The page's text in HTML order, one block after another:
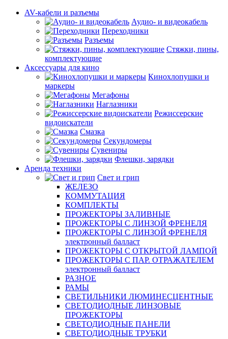
AV-кабели и разъемы
Аудио- и видеокабель
Переходники
Разъемы
Стяжки, пины,
комплектующие
Аксессуары для кино
Кинохлопушки и
маркеры
Мегафоны
Наглазники
Режиссерские
видоискатели
Смазка
Секундомеры
Сувениры
Флешки, зарядки
Аренда техники
Свет и грип
ЖЕЛЕЗО
КОММУТАЦИЯ
КОМПЛЕКТЫ
ПРОЖЕКТОРЫ ЗАЛИВНЫЕ
ПРОЖЕКТОРЫ С ЛИНЗОЙ ФРЕНЕЛЯ
ПРОЖЕКТОРЫ С ЛИНЗОЙ ФРЕНЕЛЯ
электронный балласт
ПРОЖЕКТОРЫ С ОТКРЫТОЙ ЛАМПОЙ
ПРОЖЕКТОРЫ С ПАР. ОТРАЖАТЕЛЕМ
электронный балласт
РАЗНОЕ
РАМЫ
СВЕТИЛЬНИКИ ЛЮМИНЕСЦЕНТНЫЕ
СВЕТОДИОДНЫЕ ЛИНЗОВЫЕ
ПРОЖЕКТОРЫ
СВЕТОДИОДНЫЕ ПАНЕЛИ
СВЕТОДИОДНЫЕ ТРУБКИ